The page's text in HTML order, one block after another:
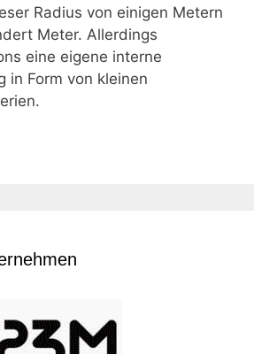
Radius von einigen Metern
Meter. Allerdings
eine eigene interne
in Form von kleinen